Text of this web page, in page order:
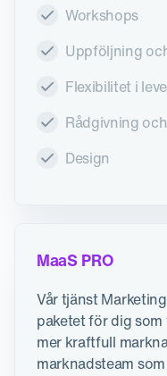
Workshops
Uppföljning
Flexibilitet i
Rådgivning
Design
MaaS PRO
Vår tjänst
paketet för dig
mer kraftfull
marknadsteam